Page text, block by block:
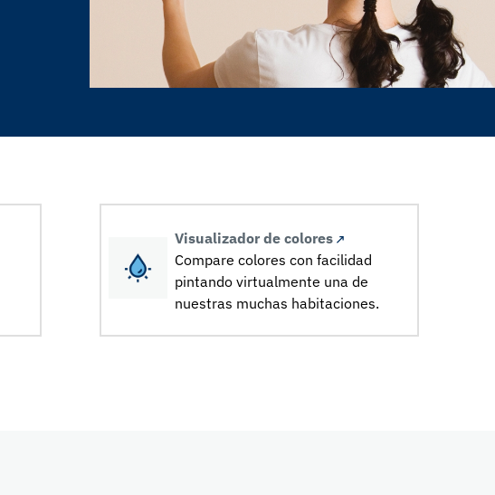
Visualizador de colores
Compare colores con facilidad
pintando virtualmente una de
nuestras muchas habitaciones.